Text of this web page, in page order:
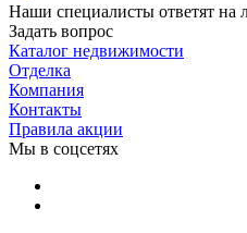
Наши специалисты ответят
Задать вопрос
Каталог недвижимости
Отделка
Компания
Контакты
Правила акции
Мы в соцсетях